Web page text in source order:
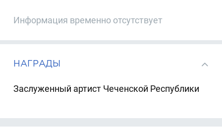
Информация временно отсутствует
НАГРАДЫ
Заслуженный артист Чеченской Республики